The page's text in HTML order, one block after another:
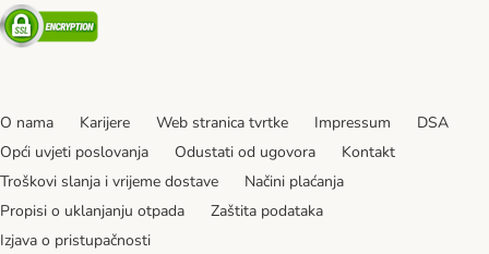
Security
O nama Karijere Web stranica tvrtke Impressum
DSA
Opći uvjeti poslovanja
Odustati od ugovora
Kontakt
Troškovi slanja i vrijeme dostave
Načini plaćanja
Propisi o uklanjanju otpada
Zaštita podataka
Izjava o pristupačnosti